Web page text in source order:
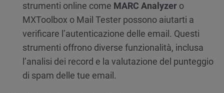
strumenti online come MARC Analyzer o
MXToolbox o Mail Tester possono aiutarti a
verificare l’autenticazione delle email. Questi
strumenti offrono diverse funzionalità, inclusa
l’analisi dei record e la valutazione del punteggio
di spam delle tue email.